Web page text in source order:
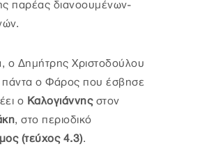
παρέας διανοουμένων-
ο Δημήτρης Χριστοδούλου
πάντα ο Φάρος που έσβησε
ο Καλογιάννηςστον
, στο περιοδικό
(τεύχος 4.3).